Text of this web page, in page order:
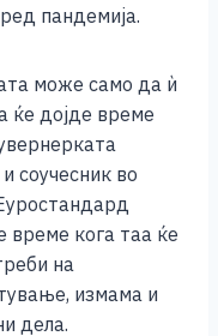
пандемија.
може само да ѝ
ќе дојде време
соучесник во
време кога таа ќе
на
измама и
дела.